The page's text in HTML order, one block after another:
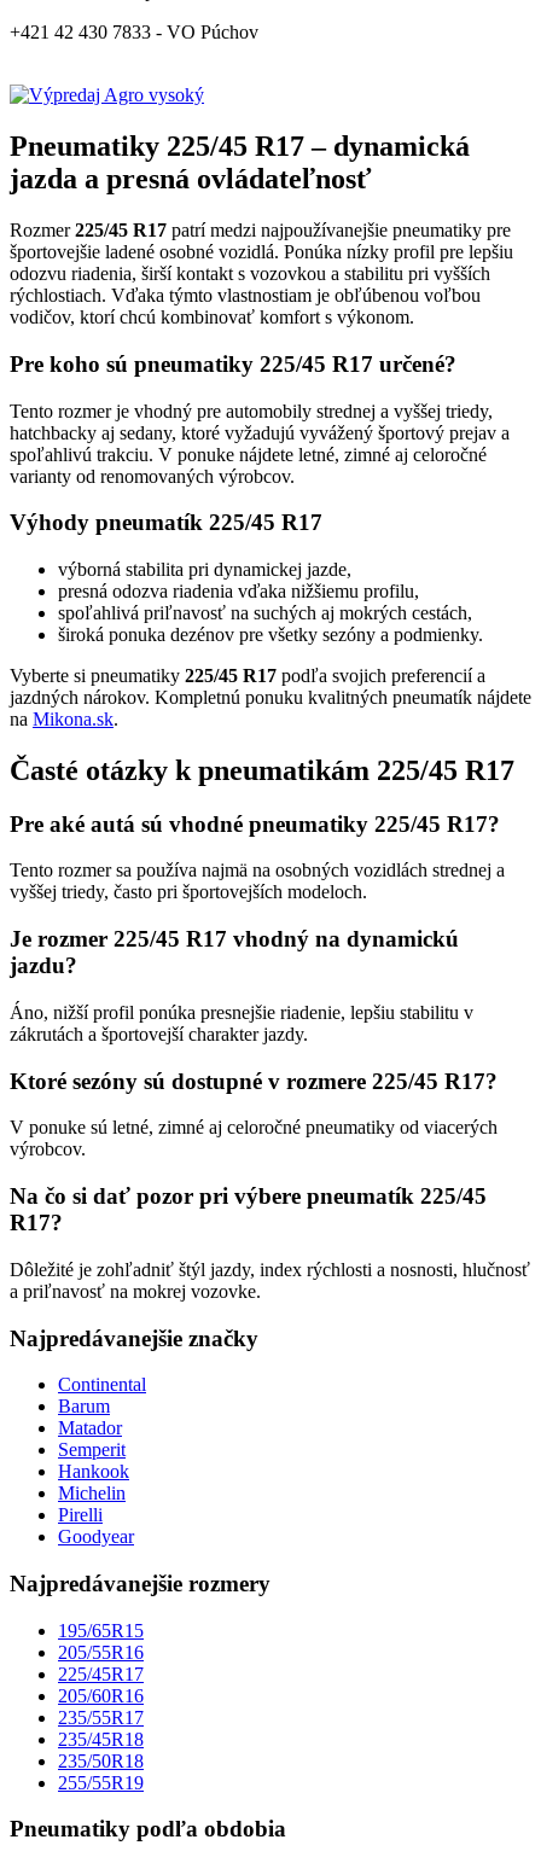
+421 42 430 7833 - VO Púchov
Pneumatiky 225/45 R17 – dynamická
jazda a presná ovládateľnosť
Rozmer225/45 R17 patrí medzi najpoužívanejšie pneumatiky pre
športovejšie ladené osobné vozidlá. Ponúka nízky profil pre lepšiu
odozvu riadenia, širší kontakt s vozovkou a stabilitu pri vyšších
rýchlostiach. Vďaka týmto vlastnostiam je obľúbenou voľbou
vodičov, ktorí chcú kombinovať komfort s výkonom.
Pre koho sú pneumatiky 225/45 R17 určené?
Tento rozmer je vhodný pre automobily strednej a vyššej triedy,
hatchbacky aj sedany, ktoré vyžadujú vyvážený športový prejav a
spoľahlivú trakciu. V ponuke nájdete letné, zimné aj celoročné
varianty od renomovaných výrobcov.
Výhody pneumatík 225/45 R17
výborná stabilita pri dynamickej jazde,
presná odozva riadenia vďaka nižšiemu profilu,
spoľahlivá priľnavosť na suchých aj mokrých cestách,
široká ponuka dezénov pre všetky sezóny a podmienky.
Vyberte si pneumatiky 225/45 R17 podľa svojich preferencií a
jazdných nárokov. Kompletnú ponuku kvalitných pneumatík nájdete
na Mikona.sk.
Časté otázky k pneumatikám 225/45 R17
Pre aké autá sú vhodné pneumatiky 225/45 R17?
Tento rozmer sa používa najmä na osobných vozidlách strednej a
vyššej triedy, často pri športovejších modeloch.
Je rozmer 225/45 R17 vhodný na dynamickú
jazdu?
Áno, nižší profil ponúka presnejšie riadenie, lepšiu stabilitu v
zákrutách a športovejší charakter jazdy.
Ktoré sezóny sú dostupné v rozmere 225/45 R17?
V ponuke sú letné, zimné aj celoročné pneumatiky od viacerých
výrobcov.
Na čo si dať pozor pri výbere pneumatík 225/45
R17?
Dôležité je zohľadniť štýl jazdy, index rýchlosti a nosnosti, hlučnosť
a priľnavosť na mokrej vozovke.
Najpredávanejšie značky
Continental
Barum
Matador
Semperit
Hankook
Michelin
Pirelli
Goodyear
Najpredávanejšie rozmery
195/65R15
205/55R16
225/45R17
205/60R16
235/55R17
235/45R18
235/50R18
255/55R19
Pneumatiky podľa obdobia